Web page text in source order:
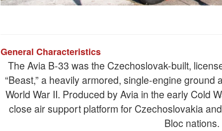
General Characteristics
The Avia B-33 was the Czechoslovak-built,
“Beast,” a heavily armored, single-engine
World War II. Produced by Avia in the early Cold
close air support platform for Czechoslovakia
Bloc nations.